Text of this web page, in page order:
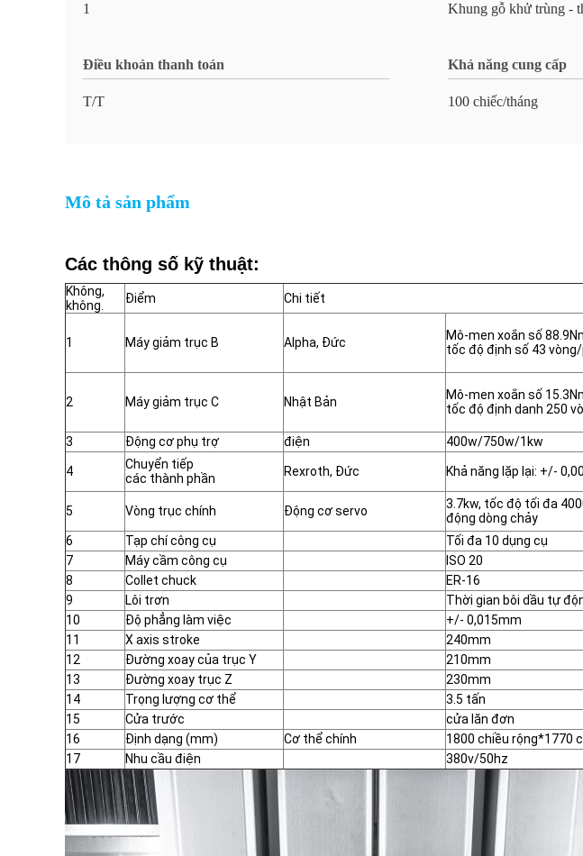
1 Khung gỗ khử trùng -
Điều khoản thanh toán
T/T
Khả năng cung cấp
100 chiếc/tháng
Mô tả sản phẩm
Các thông số kỹ thuật:
Không,
không.
Điểm Chi tiết
1 Máy giảm trục B Alpha, Đức
Mô-men xoắn số
tốc độ định số 43
2 Máy giảm trục C Nhật Bản
Mô-men xoắn số
tốc độ định danh 250
3 Động cơ phụ trợ điện 400w/750w/1kw
4
Chuyển tiếp
các thành phần
Rexroth, Đức Khả năng lặp lại: +/-
5 Vòng trục chính Động cơ servo
3.7kw, tốc độ tối đa
động dòng chảy
6
Tạp chí công cụ
Tối đa 10 dụng cụ
7
Máy cầm công cụ
ISO 20
8
Collet chuck
ER-16
9
Lôi trơn
Thời gian bôi dầu tự
10
Độ phẳng làm việc
+/- 0,015mm
11
X axis stroke
240mm
12
Đường xoay của trục Y
210mm
13
Đường xoay trục Z
230mm
14
Trọng lượng cơ thể
3.5 tấn
15
Cửa trước
cửa lăn đơn
16
Định dạng (mm) Cơ thể chính
1800 chiều rộng*1770
17
Nhu cầu điện 380v/50hz